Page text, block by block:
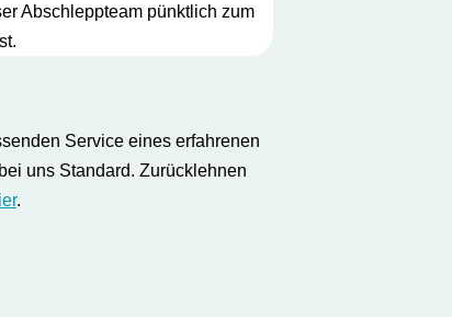
Abschleppteam pünktlich zum
Service eines erfahrenen
uns Standard. Zurücklehnen
.